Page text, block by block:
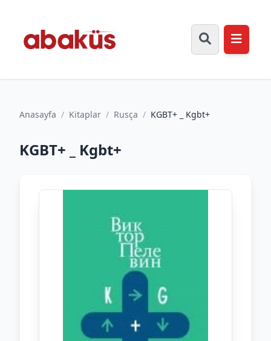
Anasayfa / Kitaplar / Rusça / KGBT+ _ Kgbt+
KGBT+ _ Kgbt+